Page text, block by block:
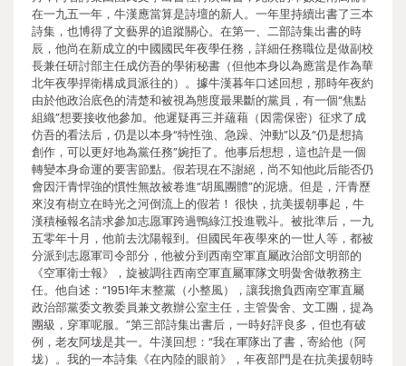
在一九五一年，牛漢應當算是詩壇的新人。一年里持續出書了三本
詩集，也博得了文藝界的追蹤關心。在第一、二部詩集出書的時
辰，他尚在新成立的中國國民年夜學任務，詳細任務職位是做副校
長兼任研討部主任成仿吾的學術秘書（但他本身以為應當是作為華
北年夜學捍衛構成員派往的）。據牛漢暮年口述回想，那時年夜約
由於他政治底色的清楚和被視為態度最果斷的黨員，有一個“焦點
組織”想要接收他參加。他遲疑再三并蘊藉（因需保密）征求了成
仿吾的看法后，仍是以本身“特性強、急躁、沖動”以及“仍是想搞
創作，可以更好地為黨任務”婉拒了。他事后想想，這也許是一個
轉變本身命運的要害節點。假若現在不謝絕，尚不知他此后能否仍
會因汗青悍強的慣性無故被卷進“胡風團體”的泥塘。但是，汗青歷
來沒有樹立在時光之河倒流上的假若！ 很快，抗美援朝事起，牛
漢積極報名請求參加志愿軍跨過鴨綠江投進戰斗。被批準后，一九
五零年十月，他前去沈陽報到。但國民年夜學來的一世人等，都被
分派到志愿軍司令部分，他被分到西南空軍直屬政治部文明部的
《空軍衛士報》，旋被調往西南空軍直屬軍隊文明黌舍做教務主
任。他自述：“1951年末整黨（小整風），讓我擔負西南空軍直屬
政治部黨委文教委員兼文教辦公室主任，主管黌舍、文工團，提為
團級，穿軍呢服。”第三部詩集出書后，一時好評良多，但也有破
例，老友阿垅是其一。牛漢回想：“我在軍隊出了書，寄給他（阿
垅）。我的一本詩集《在內陸的眼前》，年夜部門是在抗美援朝時